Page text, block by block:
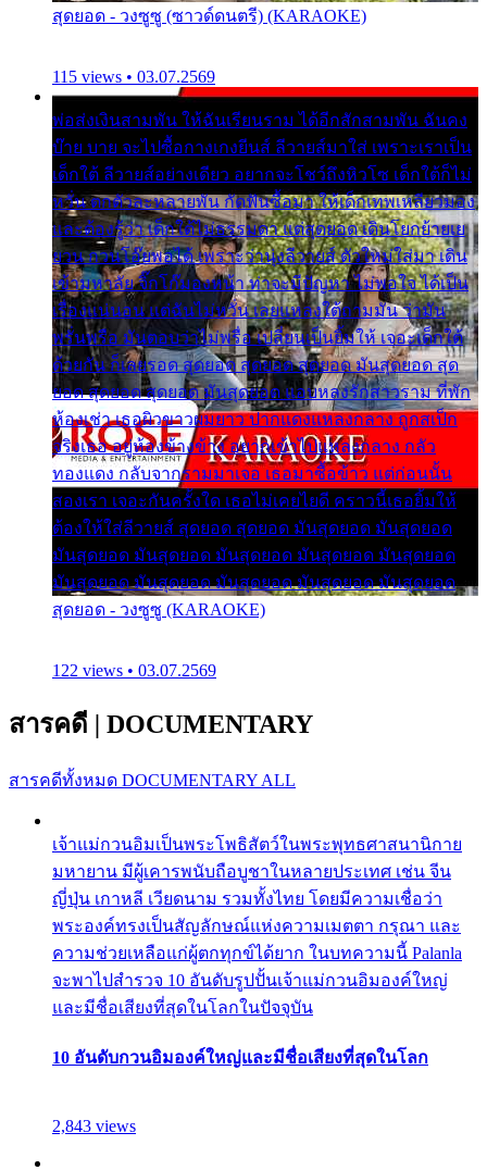
สุดยอด - วงซูซู (ซาวด์ดนตรี) (KARAOKE)
115 views • 03.07.2569
พ่อส่งเงินสามพัน ให้ฉันเรียนราม ได้อีกสักสามพัน ฉันคง
บ๊าย บาย จะไปซื้อกางเกงยีนส์ ลีวายส์มาใส่ เพราะเราเป็น
เด็กใต้ ลีวายส์อย่างเดียว อยากจะโชว์ถึงหิวโซ เด็กใต้ก็ไม่
หวั่น ตกตัวละหลายพัน กัดฟันซื้อมา ให้เด็กเทพเหลียวมอง
และต้องรู้ว่า เด็กใต้ไม่ธรรมดา แต่สุดยอด เดินโยกย้ายเย
ยวน กวนโอ๊ยพอได้ เพราะว่านุ่งลีวายส์ ตัวใหม่ใส่มา เดิน
เข้ามหาลัย จิ๊กโก๊มองหน้า ท่าจะมีปัญหา ไม่พอใจ ได้เป็น
เรื่องแน่นอน แต่ฉันไม่หวั่น เลยแหลงใต้ถามมัน ว่ามัน
พรั่นพรือ มันตอบว่าไม่พรื่อ เปลี่ยนเป็นยิ้มให้ เจอะเด็กใต้
ด้วยกัน ก็เลยรอด สุดยอด สุดยอด สุดยอด มันสุดยอด สุด
ยอด สุดยอด สุดยอด มันสุดยอด แอบหลงรักสาวราม ที่พัก
ห้องเช่า เธอผิวขาวผมยาว ปากแดงแหลงกลาง ถูกสเป็ก
จริงเธอ อยู่ห้องข้างข้าง อยากเข้าไปแหลงกลาง กลัว
ทองแดง กลับจากรามมาเจอ เธอมาซื้อข้าว แต่ก่อนนั้น
สองเรา เจอะกันครั้งใด เธอไม่เคยไยดี คราวนี้เธอยิ้มให้
ต้องให้ใส่ลีวายส์ สุดยอด สุดยอด มันสุดยอด มันสุดยอด
มันสุดยอด มันสุดยอด มันสุดยอด มันสุดยอด มันสุดยอด
มันสุดยอด มันสุดยอด มันสุดยอด มันสุดยอด มันสุดยอด
สุดยอด - วงซูซู (KARAOKE)
122 views • 03.07.2569
สารคดี | DOCUMENTARY
สารคดีทั้งหมด DOCUMENTARY ALL
เจ้าแม่กวนอิมเป็นพระโพธิสัตว์ในพระพุทธศาสนานิกาย
มหายาน มีผู้เคารพนับถือบูชาในหลายประเทศ เช่น จีน
ญี่ปุ่น เกาหลี เวียดนาม รวมทั้งไทย โดยมีความเชื่อว่า
พระองค์ทรงเป็นสัญลักษณ์แห่งความเมตตา กรุณา และ
ความช่วยเหลือแก่ผู้ตกทุกข์ได้ยาก ในบทความนี้ Palanla
จะพาไปสำรวจ 10 อันดับรูปปั้นเจ้าแม่กวนอิมองค์ใหญ่
และมีชื่อเสียงที่สุดในโลกในปัจจุบัน
10 อันดับกวนอิมองค์ใหญ่และมีชื่อเสียงที่สุดในโลก
2,843 views